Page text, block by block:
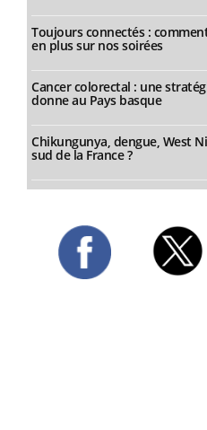
Toujours connectés :
en plus sur nos soirées
Cancer colorectal : une
donne au Pays basque
Chikungunya, dengue, West
sud de la France ?